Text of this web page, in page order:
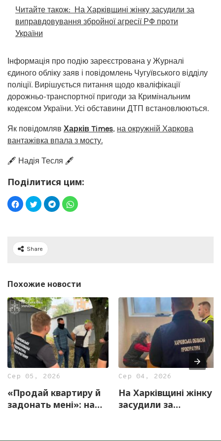
Читайте також: На Харківщині жінку засудили за
виправдовування збройної агресії РФ проти
України
Інформація про подію зареєстрована у Журналі
єдиного обліку заяв і повідомлень Чугуївського відділу
поліції. Вирішується питання щодо кваліфікації
дорожньо-транспортної пригоди за Кримінальним
кодексом України. Усі обставини ДТП встановлюються.
Як повідомляв Харків Times, на окружній Харкова
вантажівка впала з мосту.
🖋️ Надія Тесля 🖋️
Поділитися цим:
Share
Похожие новости
Сер 05, 2026
«Продай квартиру й
задонать мені»: на
Сер 04, 2026
На Харківщині жінку
засудили за